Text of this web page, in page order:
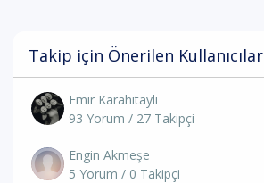
Takip için Önerilen Kullanıcılar
Emir Karahitaylı
93 Yorum / 27 Takipçi
Engin Akmeşe
5 Yorum / 0 Takipçi